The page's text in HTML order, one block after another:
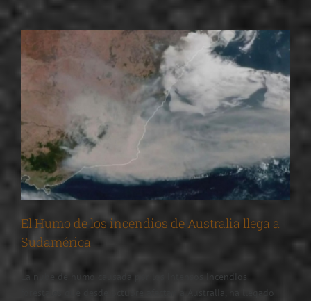
El Humo de los incendios de Australia llega a
Sudamérica
La nube de humo causada por los intensos incendios
forestales que desde octubre afectan a Australia, ha llegado